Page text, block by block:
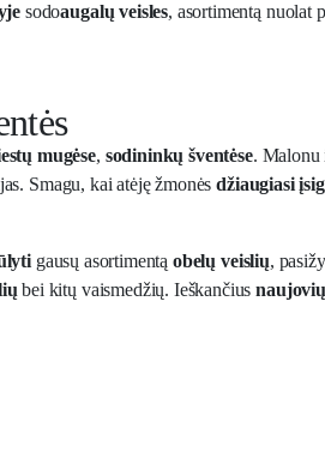
sodoaugalų veisles, asortimentą nuolat
mugėse, sodininkų šventėse. Malonu
Smagu, kai atėję žmonėsdžiaugiasi
gausų asortimentą obelų veislių,
bei kitų vaismedžių. Ieškančiusnaujovių